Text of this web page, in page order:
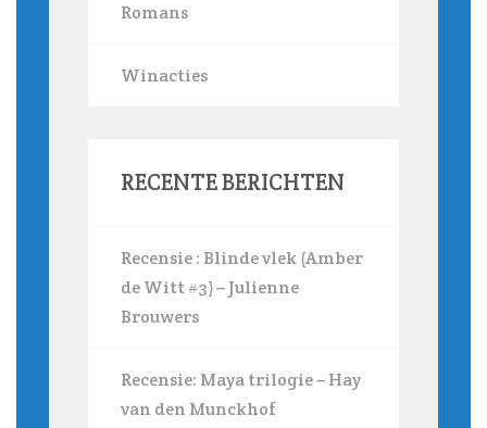
Romans
Winacties
RECENTE BERICHTEN
Recensie : Blinde vlek (Amber
de Witt #3) – Julienne
Brouwers
Recensie: Maya trilogie – Hay
van den Munckhof